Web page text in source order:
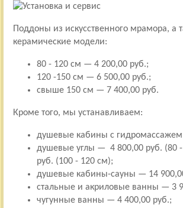
Поддоны из искусственного мрамора, а
керамические модели:
80 - 120 см — 4 200,00 руб.;
120 -150 см — 6 500,00 руб.;
свыше 150 см — 7 400,00 руб.
Кроме того, мы устанавливаем:
душевые кабины с
душевые углы — 4 800,00 руб. (80 -
руб. (100 - 120 см);
душевые кабины-сауны — 14
стальные и акриловые ванны — 3
чугунные ванны — 4 400,00 руб.;